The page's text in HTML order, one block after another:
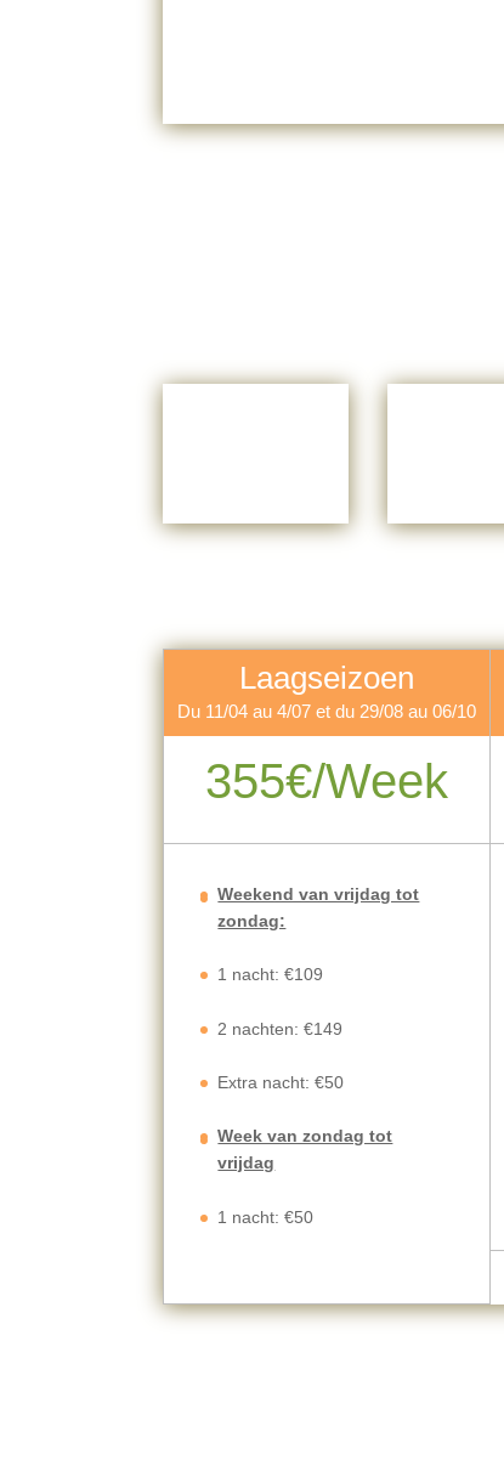
Laagseizoen
Du 11/04 au 4/07 et du 29/08 au 06/10
355€/Week
Weekend van vrijdag tot
zondag:
1 nacht: €109
2 nachten: €149
Extra nacht: €50
Week van zondag tot
vrijdag
1 nacht: €50